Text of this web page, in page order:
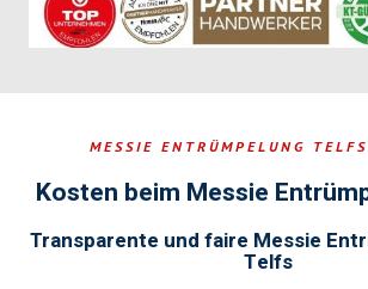
MESSIE ENTRÜMPELUNG
Kosten beim Messie
Transparente und faire Messie
Telfs